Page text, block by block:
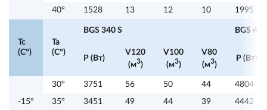
40° 1528 13 12 10 1995
Tc
(C°)
Ta
(C°)
BGS 340 S BGS
P (Вт)
V120
(м3)
V100
(м3)
V80
(м3)
P (Вт)
-15°
30° 3751 56 50 44 4804
35° 3451 49 44 39 4442